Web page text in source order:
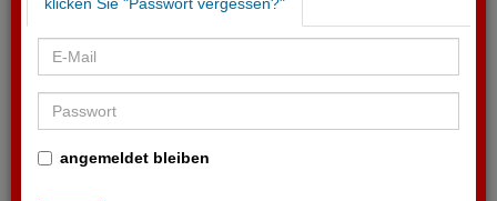
angemeldet bleiben